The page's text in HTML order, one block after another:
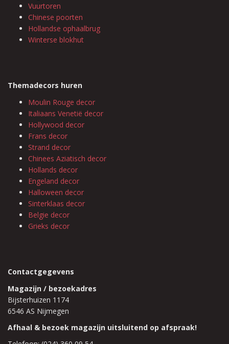
Vuurtoren
Chinese poorten
Hollandse ophaalbrug
Winterse blokhut
Themadecors huren
Moulin Rouge decor
Italiaans Venetië decor
Hollywood decor
Frans decor
Strand decor
Chinees Aziatisch decor
Hollands decor
Engeland decor
Halloween decor
Sinterklaas decor
Belgie decor
Grieks decor
Contactgegevens
Magazijn / bezoekadres
Bijsterhuizen 1174
6546 AS Nijmegen
Afhaal & bezoek magazijn uitsluitend op afspraak!